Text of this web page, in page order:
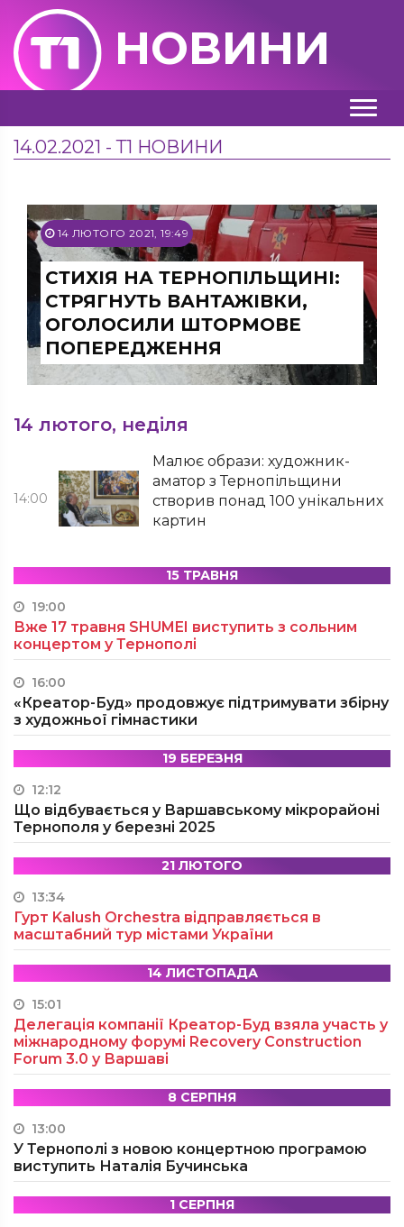
НОВИНИ
14.02.2021 - Т1 НОВИНИ
14 ЛЮТОГО 2021, 19:49
СТИХІЯ НА ТЕРНОПІЛЬЩИНІ:
СТРЯГНУТЬ ВАНТАЖІВКИ,
ОГОЛОСИЛИ ШТОРМОВЕ
ПОПЕРЕДЖЕННЯ
14 лютого, неділя
14:00
Малює образи: художник-
аматор з Тернопільщини
створив понад 100 унікальних
картин
15 ТРАВНЯ
19:00
Вже 17 травня SHUMEI виступить з сольним
концертом у Тернополі
16:00
«Креатор-Буд» продовжує підтримувати збірну
з художньої гімнастики
19 БЕРЕЗНЯ
12:12
Що відбувається у Варшавському мікрорайоні
Тернополя у березні 2025
21 ЛЮТОГО
13:34
Гурт Kalush Orchestra відправляється в
масштабний тур містами України
14 ЛИСТОПАДА
15:01
Делегація компанії Креатор-Буд взяла участь у
міжнародному форумі Recovery Construction
Forum 3.0 у Варшаві
8 СЕРПНЯ
13:00
У Тернополі з новою концертною програмою
виступить Наталія Бучинська
1 СЕРПНЯ